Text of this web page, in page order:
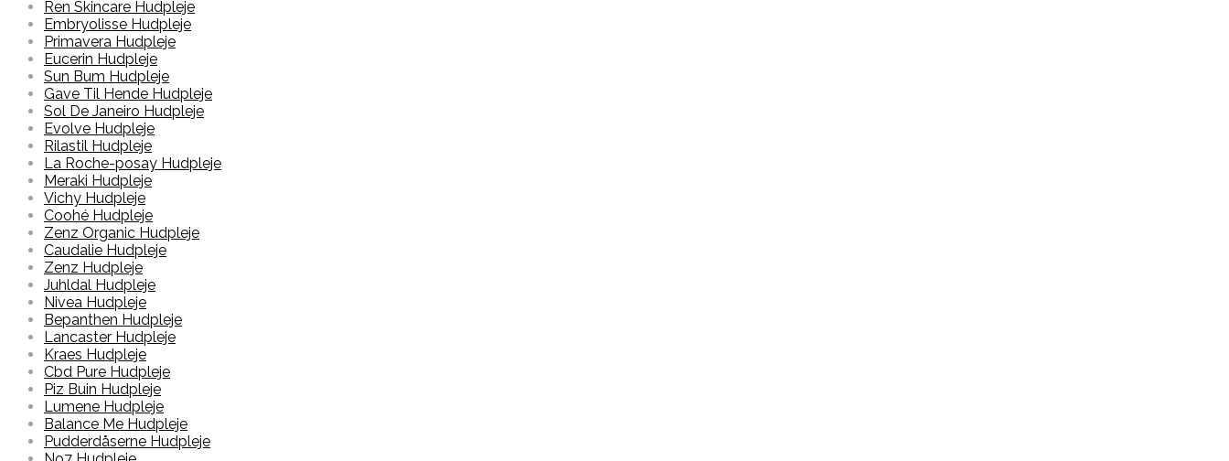
Ren Skincare Hudpleje
Embryolisse Hudpleje
Primavera Hudpleje
Eucerin Hudpleje
Sun Bum Hudpleje
Gave Til Hende Hudpleje
Sol De Janeiro Hudpleje
Evolve Hudpleje
Rilastil Hudpleje
La Roche-posay Hudpleje
Meraki Hudpleje
Vichy Hudpleje
Coohé Hudpleje
Zenz Organic Hudpleje
Caudalie Hudpleje
Zenz Hudpleje
Juhldal Hudpleje
Nivea Hudpleje
Bepanthen Hudpleje
Lancaster Hudpleje
Kraes Hudpleje
Cbd Pure Hudpleje
Piz Buin Hudpleje
Lumene Hudpleje
Balance Me Hudpleje
Pudderdåserne Hudpleje